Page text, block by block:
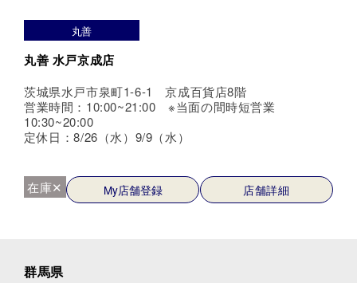
丸善
丸善 水戸京成店
茨城県水戸市泉町1-6-1 京成百貨店8階
営業時間：10:00~21:00 ※当面の間時短営業
10:30~20:00
定休日：8/26（水）9/9（水）
在庫✕ My店舗登録 店舗詳細
群馬県